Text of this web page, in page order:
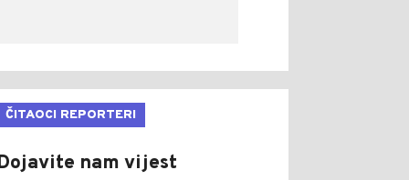
ČITAOCI REPORTERI
nam vijest